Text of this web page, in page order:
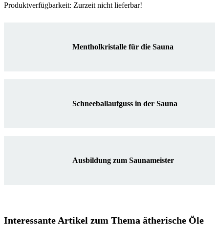
Produktverfügbarkeit: Zurzeit nicht lieferbar!
Mentholkristalle für die Sauna
Schneeballaufguss in der Sauna
Ausbildung zum Saunameister
Interessante Artikel zum Thema ätherische Öle